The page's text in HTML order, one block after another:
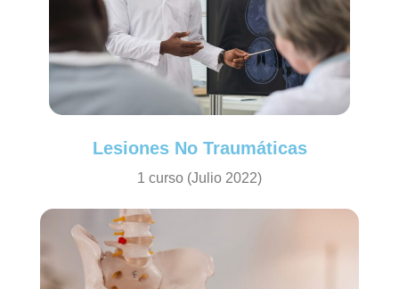
Lesiones No Traumáticas
1 curso (Julio 2022)